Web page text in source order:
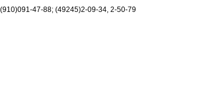
47-88; (49245)2-09-34, 2-50-79